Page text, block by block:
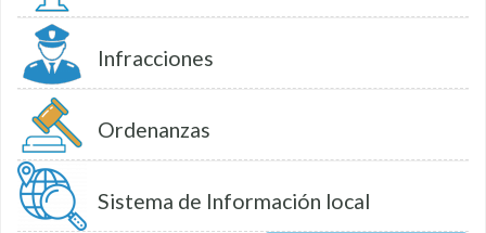
Infracciones
Ordenanzas
Sistema de Información local